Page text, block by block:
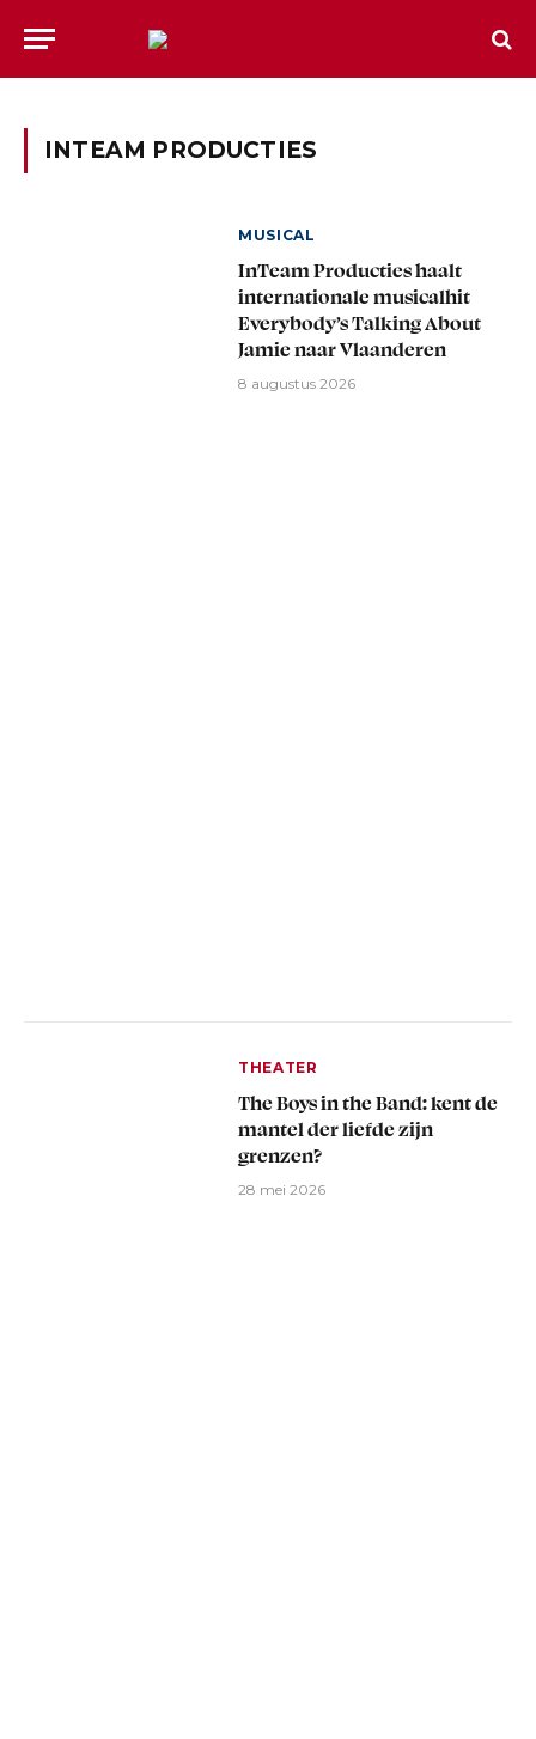
INTEAM PRODUCTIES
MUSICAL
InTeam Producties haalt
internationale musicalhit
Everybody’s Talking About
Jamie naar Vlaanderen
8 augustus 2026
THEATER
The Boys in the Band: kent de
mantel der liefde zijn
grenzen?
28 mei 2026